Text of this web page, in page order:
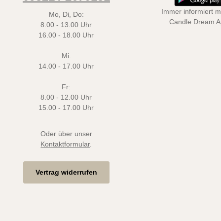
Mo, Di, Do:
8.00 - 13.00 Uhr
16.00 - 18.00 Uhr
Mi:
14.00 - 17.00 Uhr
Fr:
8.00 - 12.00 Uhr
15.00 - 17.00 Uhr
Oder über unser
Kontaktformular.
Vertrag widerrufen
Immer informiert
Candle Dream